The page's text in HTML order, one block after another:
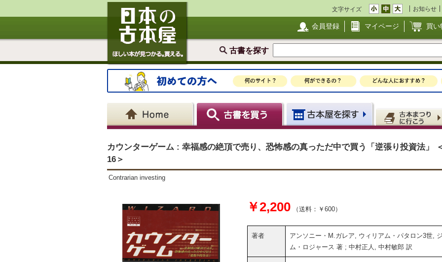
文字サイズ お知らせ
会員登録 マイページ 買い
古書を探す
カウンターゲーム : 幸福感の絶頂で売り、恐怖感の真っただ中で買う「逆張り投資法」
16＞
Contrarian investing
￥2,200 （送料：￥600）
著者
アンソニー・M.ガレア, ウィリアム・パタロン3世, ジ
ム・ロジャース 著 ; 中村正人, 中村敏郎 訳